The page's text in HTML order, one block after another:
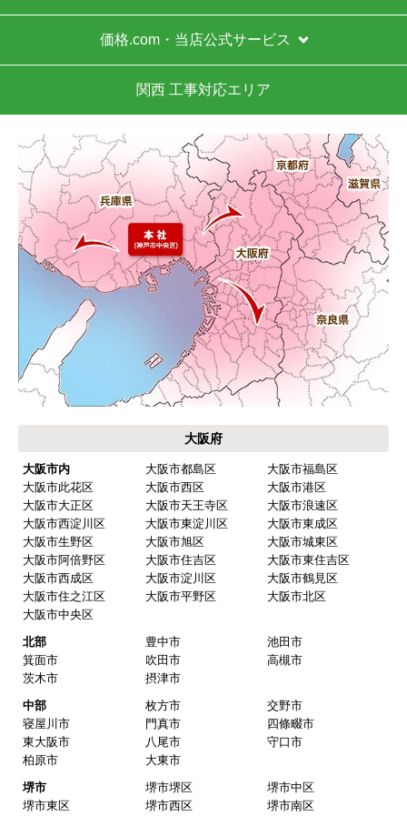
価格.com・当店公式サービス
関西 工事対応エリア
大阪府
大阪市内 大阪市都島区
大阪市福島区
大阪市此花区
大阪市西区
大阪市港区
大阪市大正区
大阪市天王寺区
大阪市浪速区
大阪市西淀川区
大阪市東淀川区
大阪市東成区
大阪市生野区
大阪市旭区
大阪市城東区
大阪市阿倍野区
大阪市住吉区
大阪市東住吉区
大阪市西成区
大阪市淀川区
大阪市鶴見区
大阪市住之江区
大阪市平野区
大阪市北区
大阪市中央区
北部
豊中市
池田市
箕面市
吹田市
高槻市
茨木市
摂津市
中部
枚方市
交野市
寝屋川市
門真市
四條畷市
東大阪市
八尾市
守口市
柏原市
大東市
堺市
堺市堺区
堺市中区
堺市東区
堺市西区
堺市南区